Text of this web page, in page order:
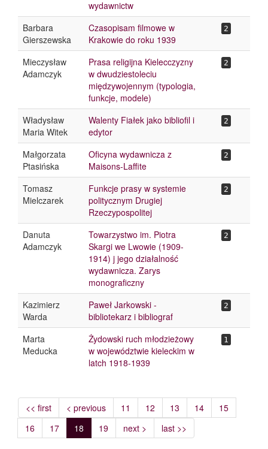
wydawnictw
Barbara
Gierszewska
Czasopisam filmowe w
Krakowie do roku 1939
2
Mieczysław
Adamczyk
Prasa religijna Kielecczyzny
w dwudziestoleciu
międzywojennym (typologia,
funkcje, modele)
2
Władysław
Maria Witek
Walenty Fiałek jako bibliofil i
edytor
2
Małgorzata
Ptasińska
Oficyna wydawnicza z
Maisons-Laffite
2
Tomasz
Mielczarek
Funkcje prasy w systemie
politycznym Drugiej
Rzeczypospolitej
2
Danuta
Adamczyk
Towarzystwo im. Piotra
Skargi we Lwowie (1909-
1914) j jego działalność
wydawnicza. Zarys
monograficzny
2
Kazimierz
Warda
Paweł Jarkowski -
bibliotekarz i bibliograf
2
Marta
Meducka
Żydowski ruch młodzieżowy
w województwie kieleckim w
latch 1918-1939
1
<< first < previous 11 12 13 14
15
16
17 18 19 next > last >>